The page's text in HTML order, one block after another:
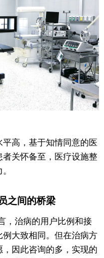
高，基于知情同意的医
关怀备至，医疗设施整
之间的桥梁
，治病的用户比例和接
大致相同。但在治病方
因此咨询的多，实现的